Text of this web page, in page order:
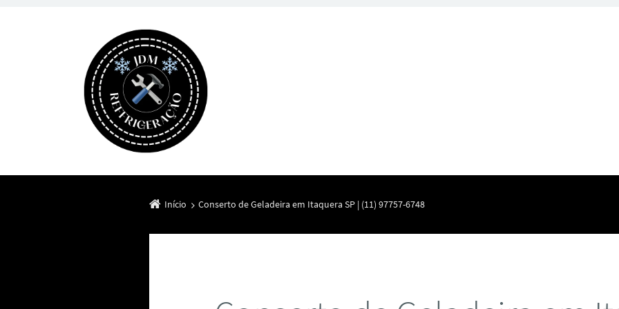
Início Conserto de Geladeira em Itaquera SP | (11) 97757-6748